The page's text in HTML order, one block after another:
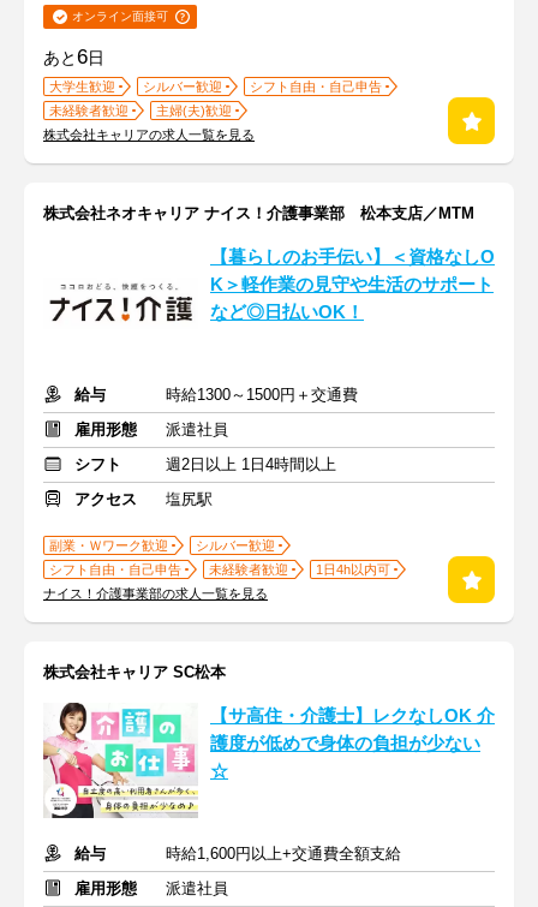
オンライン面接可
あと6日
大学生歓迎 シルバー歓迎
シフト自由・自己申告
未経験者歓迎
主婦(夫)歓迎
株式会社キャリアの求人一覧を見る
株式会社ネオキャリア ナイス！介護事業部 松本支店／MTM
【暮らしのお手伝い】＜資格なしO
K＞軽作業の見守や生活のサポート
など◎日払いOK！
給与
時給1300～1500円＋交通費
雇用形態
派遣社員
シフト
週2日以上 1日4時間以上
アクセス
塩尻駅
副業・Ｗワーク歓迎
シルバー歓迎
シフト自由・自己申告
未経験者歓迎
1日4h以内可
ナイス！介護事業部の求人一覧を見る
株式会社キャリア SC松本
【サ高住・介護士】レクなしOK 介
護度が低めで身体の負担が少ない
☆
給与
時給1,600円以上+交通費全額支給
雇用形態
派遣社員